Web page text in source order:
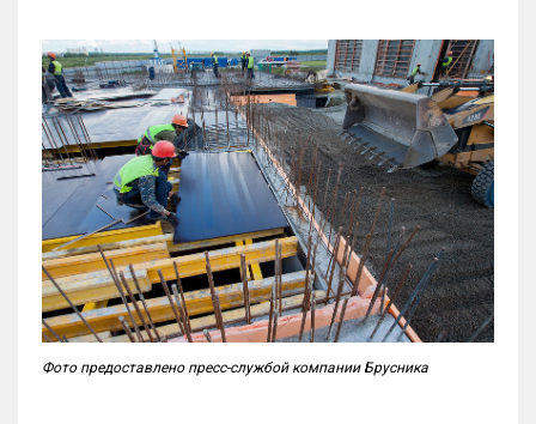
Фото предоставлено пресс-службой компании Брусника